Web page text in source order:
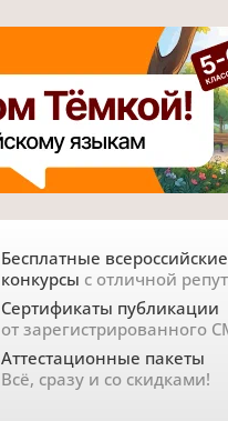
Бесплатные всероссийские
конкурсы с отличной
Сертификаты публикации
от зарегистрированного
Аттестационные пакеты
Всё, сразу и со скидками!